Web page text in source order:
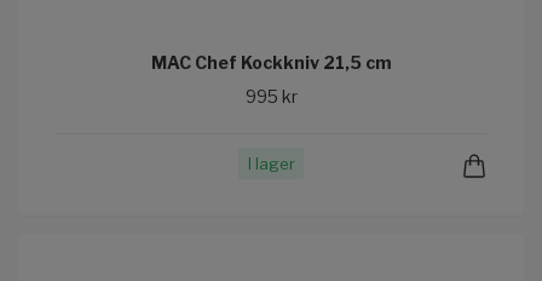
MAC Chef Kockkniv 21,5 cm
995 kr
I lager